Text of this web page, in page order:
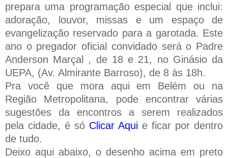
prepara uma programação especial que inclui:
adoração, louvor, missas e um espaço de
evangelização reservado para a garotada. Este
ano o pregador oficial convidado será o Padre
Anderson Marçal , de 18 e 21, no Ginásio da
UEPA, (Av. Almirante Barroso), de 8 às 18h.
Pra você que mora aqui em Belém ou na
Região Metropolitana, pode encontrar várias
sugestões da encontros a serem realizados
pela cidade, é só Clicar Aqui e ficar por dentro
de tudo.
Deixo aqui abaixo, o desenho acima em preto